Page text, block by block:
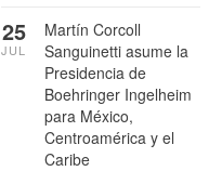
Martín Corcoll
Sanguinetti asume la
Presidencia de
Boehringer Ingelheim
para México,
Centroamérica y el
Caribe
25
JUL